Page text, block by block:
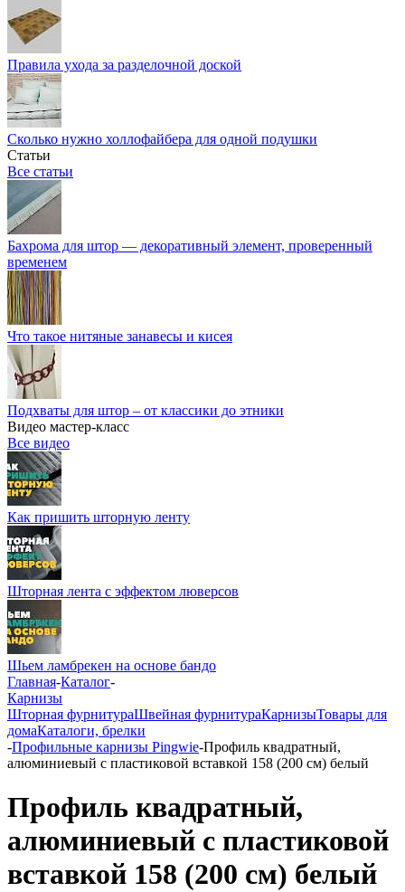
Правила ухода за разделочной доской
Сколько нужно холлофайбера для одной подушки
Статьи
Все статьи
Бахрома для штор — декоративный элемент, проверенный
временем
Что такое нитяные занавесы и кисея
Подхваты для штор – от классики до этники
Видео мастер-класс
Все видео
Как пришить шторную ленту
Шторная лента с эффектом люверсов
Шьем ламбрекен на основе бандо
Главная-Каталог-
Карнизы
Шторная фурнитураШвейная фурнитураКарнизыТовары для
домаКаталоги, брелки
-Профильные карнизы Pingwie-Профиль квадратный,
алюминиевый с пластиковой вставкой 158 (200 см) белый
Профиль квадратный,
алюминиевый с пластиковой
вставкой 158 (200 см) белый